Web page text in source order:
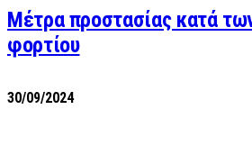
Μέτρα προστασίας κατά
φορτίου
30/09/2024